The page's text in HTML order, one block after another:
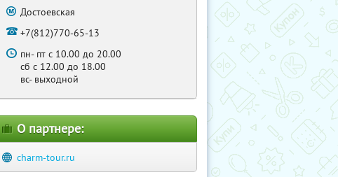
Достоевская
+7(812)770-65-13
пн- пт с 10.00 до 20.00
сб с 12.00 до 18.00
вс- выходной
О партнере:
charm-tour.ru